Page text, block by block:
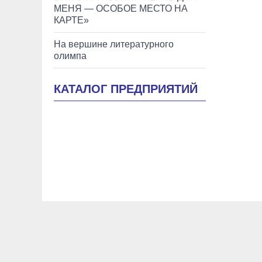
МЕНЯ — ОСОБОЕ МЕСТО НА
КАРТЕ»
На вершине литературного
олимпа
КАТАЛОГ ПРЕДПРИЯТИЙ